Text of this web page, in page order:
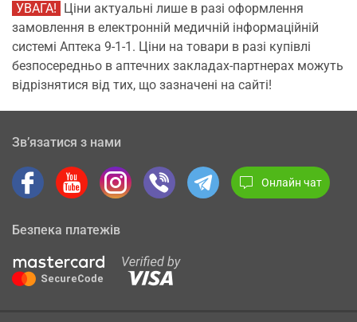
УВАГА! Ціни актуальні лише в разі оформлення
замовлення в електронній медичній інформаційній
системі Аптека 9-1-1. Ціни на товари в разі купівлі
безпосередньо в аптечних закладах-партнерах можуть
відрізнятися від тих, що зазначені на сайті!
Зв’язатися з нами
Онлайн чат
Безпека платежів